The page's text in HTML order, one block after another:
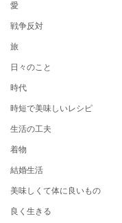
愛
戦争反対
旅
日々のこと
時代
時短で美味しいレシピ
生活の工夫
着物
結婚生活
美味しくて体に良いもの
良く生きる